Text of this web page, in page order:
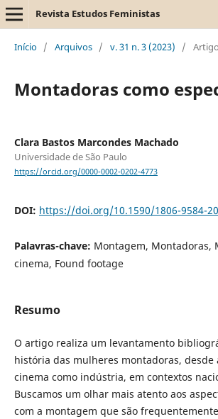
Revista Estudos Feministas
Início / Arquivos / v. 31 n. 3 (2023) /
Montadoras como
Clara Bastos Marcondes Machado
Universidade de São Paulo
https://orcid.org/0000-0002-0202-4773
DOI: https://doi.org/10.1590/1806-9584-
Palavras-chave: Montagem, Montadoras,
cinema, Found footage
Resumo
O artigo realiza um levantamento
história das mulheres montadoras, desde
cinema como indústria, em contextos
Buscamos um olhar mais atento aos
com a montagem que são